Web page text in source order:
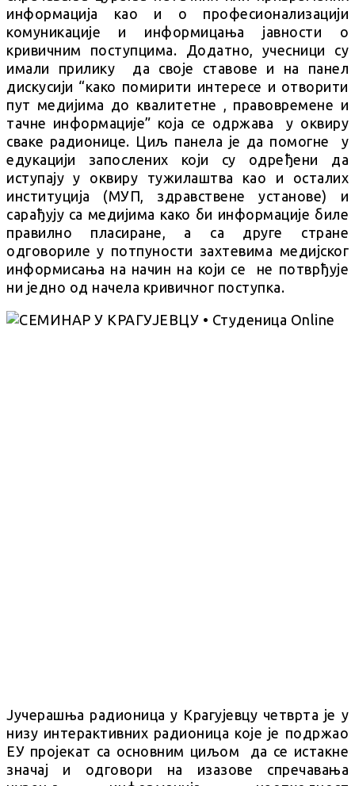
информација као и о професионализацији
комуникације и информицања јавности о
кривичним поступцима. Додатно, учесници су
имали прилику да своје ставове и на панел
дискусији “како помирити интересе и отворити
пут медијима до квалитетне , правовремене и
тачне информације” која се одржава у оквиру
сваке радионице. Циљ панела је да помогне у
едукацији запослених који су одређени да
иступају у оквиру тужилаштва као и осталих
институција (МУП, здравствене установе) и
сарађују са медијима како би информације биле
правилно пласиране, а са друге стране
одговориле у потпуности захтевима медијског
информисања на начин на који се не потврђује
ни једно од начела кривичног поступка.
Јучерашња радионица у Крагујевцу четврта је у
низу интерактивних радионица које је подржао
ЕУ пројекат са основним циљом да се истакне
значај и одговори на изазове спречавања